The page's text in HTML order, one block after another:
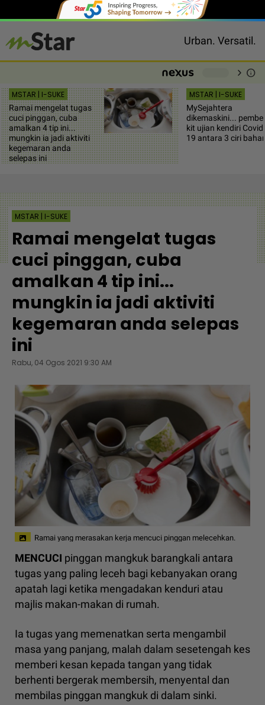
Urban. Versatil.
chevron_right info
MSTAR | I-SUKE
Ramai mengelat tugas
cuci pinggan, cuba
amalkan 4 tip ini...
mungkin ia jadi aktiviti
kegemaran anda
selepas ini
MSTAR | I-SUKE
MySejahtera
dikemaskini...
kit ujian kendiri Covid-
19 antara 3 ciri
MSTAR | I-SUKE
Ramai mengelat tugas
cuci pinggan, cuba
amalkan 4 tip ini...
mungkin ia jadi aktiviti
kegemaran anda selepas
ini
Rabu, 04 Ogos 2021 9:30 AM
Ramai yang merasakan kerja mencuci pinggan melecehkan.
MENCUCI pinggan mangkuk barangkali antara
tugas yang paling leceh bagi kebanyakan orang
apatah lagi ketika mengadakan kenduri atau
majlis makan-makan di rumah.
Ia tugas yang memenatkan serta mengambil
masa yang panjang, malah dalam sesetengah kes
memberi kesan kepada tangan yang tidak
berhenti bergerak membersih, menyental dan
membilas pinggan mangkuk di dalam sinki.